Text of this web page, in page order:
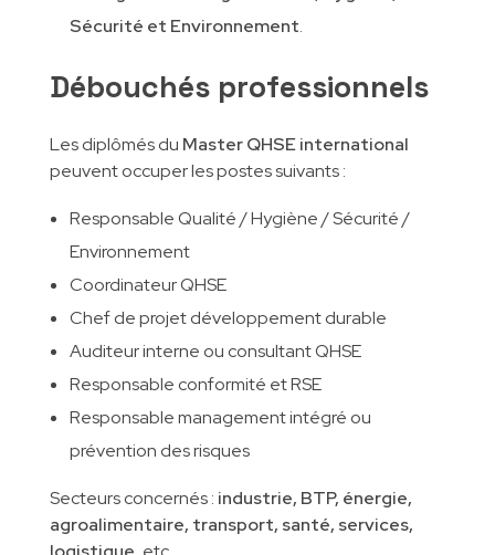
Sécurité et Environnement.
Débouchés professionnels
Les diplômés du Master QHSE international
peuvent occuper les postes suivants :
Responsable Qualité / Hygiène / Sécurité /
Environnement
Coordinateur QHSE
Chef de projet développement durable
Auditeur interne ou consultant QHSE
Responsable conformité et RSE
Responsable management intégré ou
prévention des risques
Secteurs concernés : industrie, BTP, énergie,
agroalimentaire, transport, santé, services,